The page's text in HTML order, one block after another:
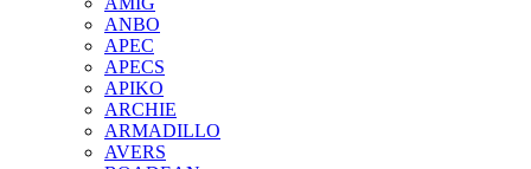
ANBO
APEC
APECS
APIKO
ARCHIE
ARMADILLO
AVERS